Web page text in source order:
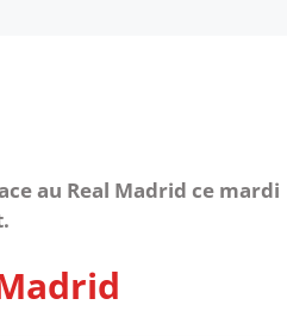
au Real Madrid ce mardi